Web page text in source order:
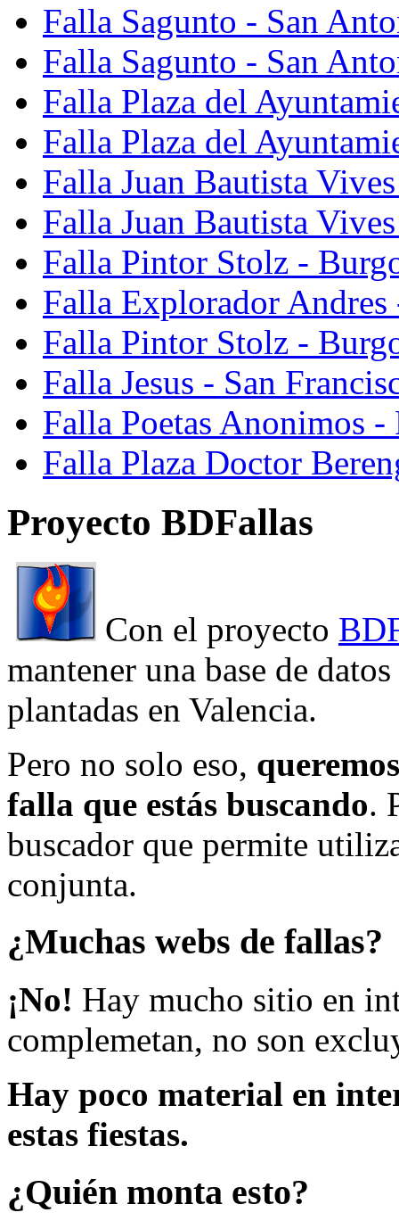
Falla Sagunto - San
Falla Sagunto - San
Falla Plaza del
Falla Plaza del
Falla Juan Bautista
Falla Juan Bautista
Falla Pintor Stolz -
Falla Explorador Andres
Falla Pintor Stolz -
Falla Jesus - San
Falla Poetas Anonimos
Falla Plaza Doctor
Proyecto BDFallas
Con el proyecto
mantener una base de
plantadas en Valencia.
Pero no solo eso,
falla que estás buscando.
buscador que permite
conjunta.
¿Muchas webs de fallas?
¡No! Hay mucho sitio en
complemetan, no son
Hay poco material en
estas fiestas.
¿Quién monta esto?